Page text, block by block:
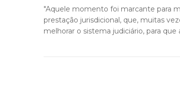
"Aquele momento foi marcante para
prestação jurisdicional, que, muitas
melhorar o sistema judiciário, para